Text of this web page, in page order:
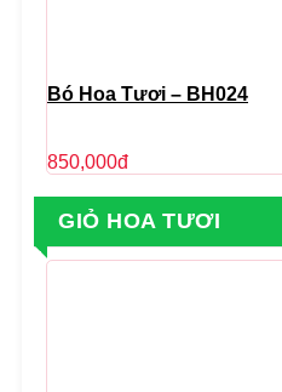
Bó Hoa Tươi – BH024
850,000đ
GIỎ HOA TƯƠI